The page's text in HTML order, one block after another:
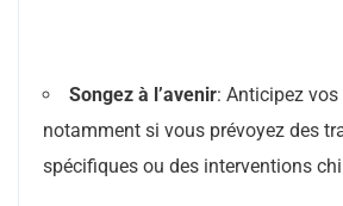
Songez à l’avenir: Anticipez
notamment si vous prévoyez des
spécifiques ou des interventions